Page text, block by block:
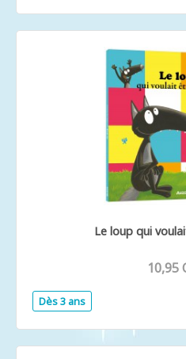
Le loup qui
10,95
Dès 3 ans